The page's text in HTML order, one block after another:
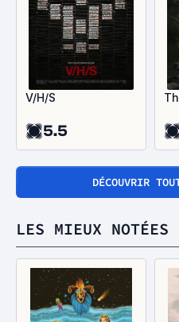
V/H/S
5.5
DÉCOUVRIR
LES MIEUX NOTÉES